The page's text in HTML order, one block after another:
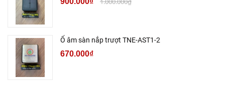
Ổ âm sàn nắp trượt TNE-AST1-2
670.000₫